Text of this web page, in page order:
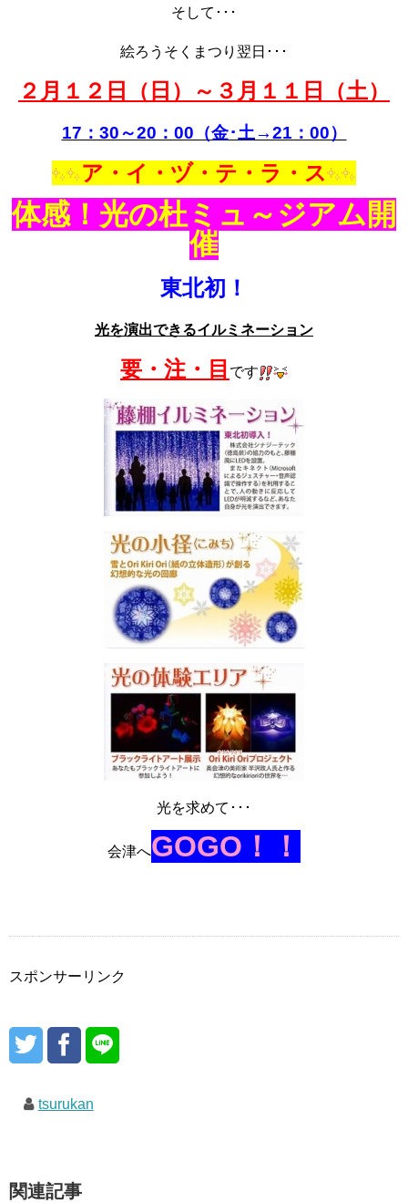
そして･･･
絵ろうそくまつり翌日･･･
２月１２日（日）～３月１１日（土）
17：30～20：00（金･土→21：00）
ア・イ・ヅ・テ・ラ・ス
体感！光の杜ミュ～ジアム開
催
東北初！
光を演出できるイルミネーション
要・注・目 です
光を求めて･･･
会津へGOGO！！
スポンサーリンク
tsurukan
関連記事